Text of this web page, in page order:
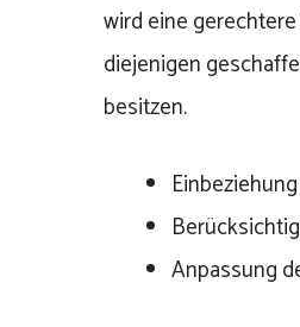
wird eine
diejenigen
besitzen.
Anpassung